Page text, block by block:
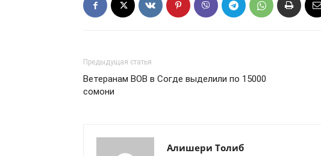
Предыдущая статья
Ветеранам ВОВ в Согде выделили по 15000
сомони
Алишери Толиб